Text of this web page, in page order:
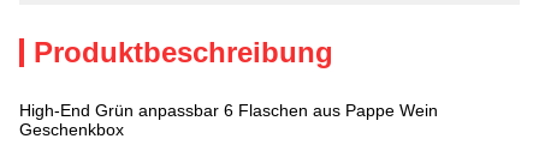
Produktbeschreibung
High-End Grün anpassbar 6 Flaschen aus Pappe Wein
Geschenkbox